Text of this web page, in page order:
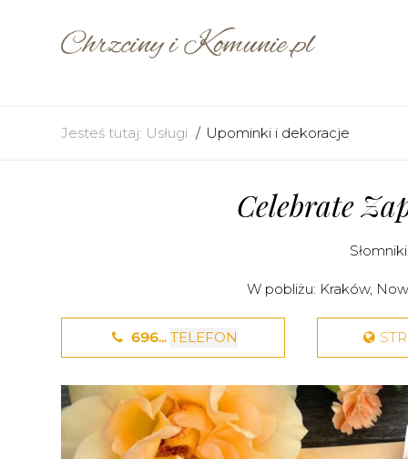
Jesteś tutaj: Usługi Upominki i dekoracje
Celebrate
Słomniki
W pobliżu: Kraków,
696...TELEFON